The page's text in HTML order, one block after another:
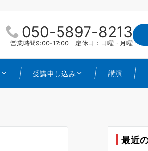
050-5897-8213
営業時間9:00-17:00 定休日：日曜・月曜
受講申し込み 講演
最近